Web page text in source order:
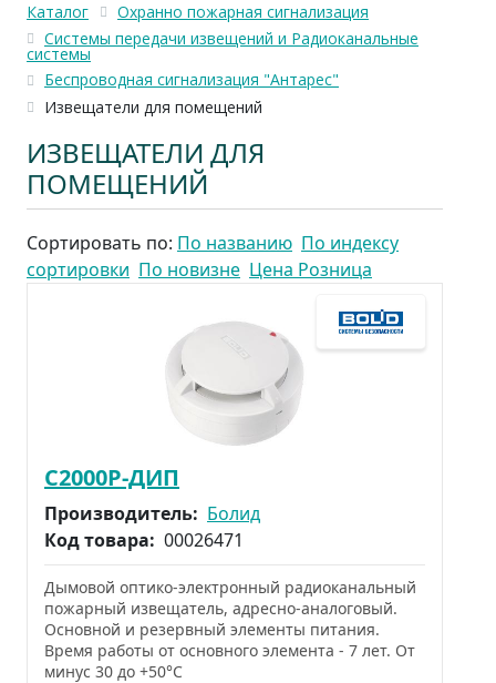
Каталог
Охранно пожарная сигнализация
Системы передачи извещений и Радиоканальные
системы
Беспроводная сигнализация "Антарес"
Извещатели для помещений
ИЗВЕЩАТЕЛИ ДЛЯ
ПОМЕЩЕНИЙ
Сортировать по: По названию По индексу
сортировки По новизне Цена Розница
С2000Р-ДИП
Производитель: Болид
Код товара: 00026471
Дымовой оптико-электронный радиоканальный
пожарный извещатель, адресно-аналоговый.
Основной и резервный элементы питания.
Время работы от основного элемента - 7 лет. От
минус 30 до +50°С